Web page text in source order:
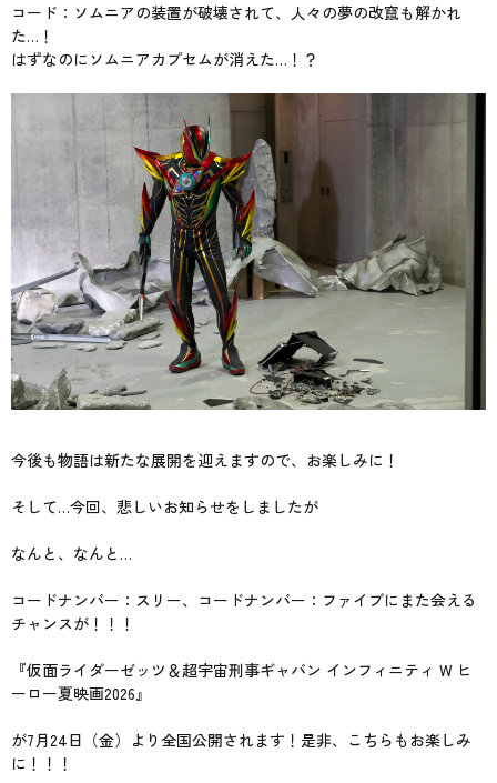
コード：ソムニアの装置が破壊されて、人々の夢の改竄も解かれ
た…！
はずなのにソムニアカプセムが消えた…！？
今後も物語は新たな展開を迎えますので、お楽しみに！
そして…今回、悲しいお知らせをしましたが
なんと、なんと…
コードナンバー：スリー、コードナンバー：ファイブにまた会える
チャンスが！！！
『仮面ライダーゼッツ＆超宇宙刑事ギャバン インフィニティ W ヒ
ーロー夏映画2026』
が7月24日（金）より全国公開されます！是非、こちらもお楽しみ
に！！！